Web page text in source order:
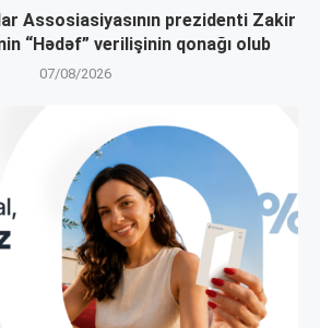
Assosiasiyasının prezidenti Zakir
“Hədəf” verilişinin qonağı olub
07/08/2026